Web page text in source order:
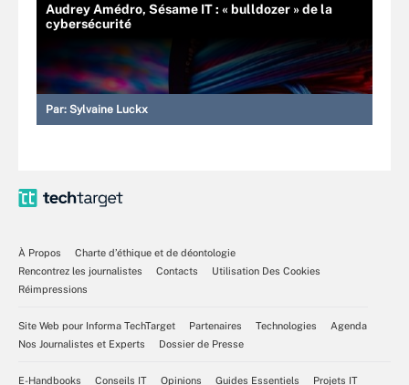
Audrey Amédro, Sésame IT : « bulldozer » de la
cybersécurité
Par: Sylvaine Luckx
À Propos
Charte d’éthique et de déontologie
Rencontrez les journalistes
Contacts
Utilisation Des Cookies
Réimpressions
Site Web pour Informa TechTarget Partenaires Technologies
Agenda
Nos Journalistes et Experts
Dossier de Presse
E-Handbooks Conseils IT Opinions Guides Essentiels Projets IT